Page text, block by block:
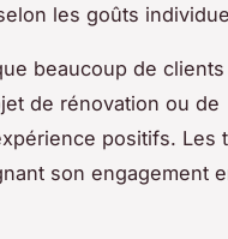
les goûts
beaucoup de
de rénovation ou de
positifs. Les
son engagement